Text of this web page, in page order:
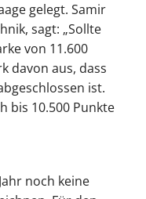
gelegt. Samir
sagt: „Sollte
von 11.600
davon aus, dass
ist.
bis 10.500 Punkte
noch keine